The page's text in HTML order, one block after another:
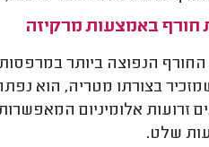
חורף באמצעות מרקיזה
הנפוצה ביותר
בצורתו מטריה, הוא
זרועות אלומיניום
שלט.